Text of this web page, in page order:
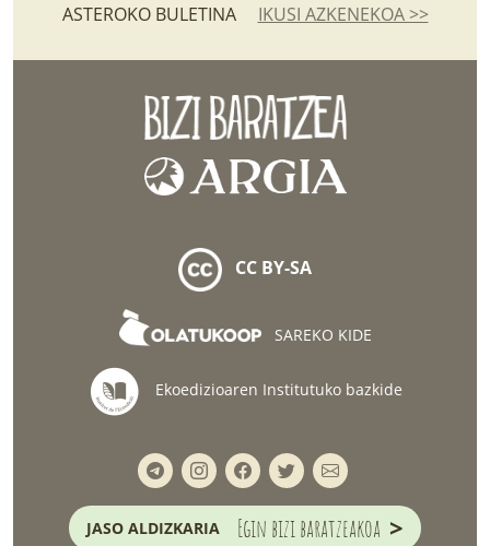
ASTEROKO BULETINA IKUSI AZKENEKOA >>
CC BY-SA
SAREKO KIDE
Ekoedizioaren Institutuko bazkide
JASO ALDIZKARIA Egin bizi baratzeakoa >